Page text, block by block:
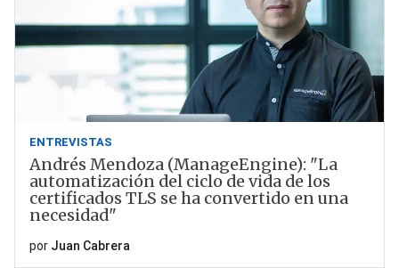
ENTREVISTAS
Andrés Mendoza (ManageEngine): "La
automatización del ciclo de vida de los
certificados TLS se ha convertido en una
necesidad"
por Juan Cabrera